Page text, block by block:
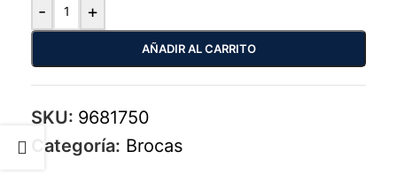
- +
AÑADIR AL CARRITO
SKU: 9681750
Categoría: Brocas